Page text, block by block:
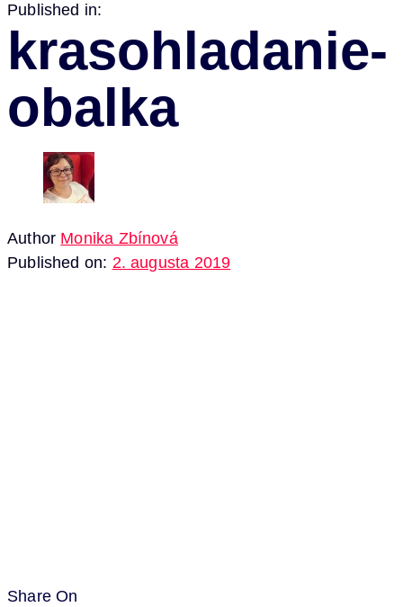
Published in:
krasohladanie-
obalka
Author Monika Zbínová
Published on: 2. augusta 2019
Share On